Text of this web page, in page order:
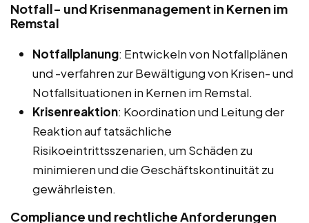
Notfall- und Krisenmanagement in Kernen im
Remstal
Notfallplanung: Entwickeln von Notfallplänen
und -verfahren zur Bewältigung von Krisen- und
Notfallsituationen in Kernen im Remstal.
Krisenreaktion: Koordination und Leitung der
Reaktion auf tatsächliche
Risikoeintrittsszenarien, um Schäden zu
minimieren und die Geschäftskontinuität zu
gewährleisten.
Compliance und rechtliche Anforderungen